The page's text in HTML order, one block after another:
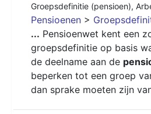
Groepsdefinitie (pensioen),
Pensioenen >
... Pensioenwet kent een
groepsdefinitie op basis
de deelname aan de
beperken tot een groep
dan sprake moeten zijn